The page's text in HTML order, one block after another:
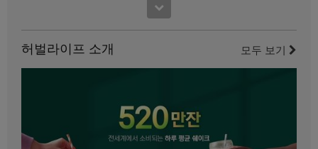
맛있게 먹으면서 다이어트하기 #키토산 #셀유로쓰 #리프트오프
사사 노세리노의 파워 다리 컨디셔닝
이 다리 운동을 즐기세요.
허벌라이프 소개 모두 보기